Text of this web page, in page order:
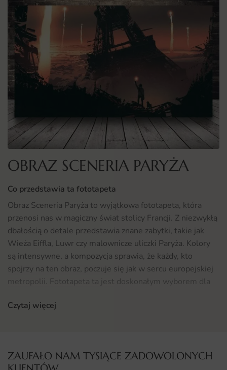
OBRAZ SCENERIA PARYŻA
Co przedstawia ta fototapeta
Obraz Sceneria Paryża to wyjątkowa fototapeta, która
przenosi nas w magiczny świat stolicy Francji. Z niezwykłą
dbałością o detale przedstawia znane zabytki, takie jak
Wieża Eiffla, Luwr czy malownicze uliczki Paryża. Kolory
są intensywne, a kompozycja sprawia, że każdy, kto
spojrzy na ten obraz, poczuje się jak w sercu europejskiej
metropolii. Fototapeta ta jest doskonałym wyborem dla
swojego wnętrza odrobinę paryskiego uroku.
różnych aranżacjach wnętrz. Może być zastosowana w
Czytaj więcej
ZAUFAŁO NAM TYSIĄCE ZADOWOLONYCH